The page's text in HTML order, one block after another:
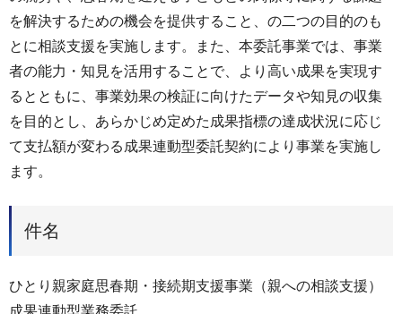
を解決するための機会を提供すること、の二つの目的のも
とに相談支援を実施します。また、本委託事業では、事業
者の能力・知見を活用することで、より高い成果を実現す
るとともに、事業効果の検証に向けたデータや知見の収集
を目的とし、あらかじめ定めた成果指標の達成状況に応じ
て支払額が変わる成果連動型委託契約により事業を実施し
ます。
件名
ひとり親家庭思春期・接続期支援事業（親への相談支援）
成果連動型業務委託